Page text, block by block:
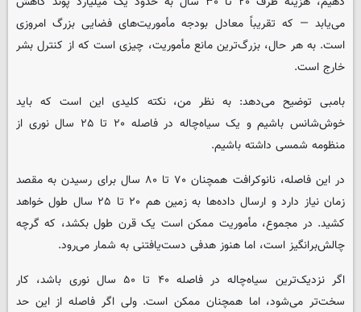
می‌یابد — که تقریباً معادل بودجه مأموریت‌های فضایی بزرگ امروزی
است. به هر حال، بزرگ‌ترین مانع مأموریت، چیزی است که از کنترل بشر
خارج است.
بامبی توضیح می‌دهد: به نظر من، نکته کلیدی این است که باید
خوش‌شانس باشیم و یک سیاه‌چاله در فاصله ۲۰ تا ۲۵ سال نوری از
منظومه شمسی داشته باشیم.
در این فاصله، نانوکرافت همچنان ۷۰ تا ۸۰ سال برای رسیدن به مقصد
زمان نیاز دارد و ارسال داده‌ها به زمین هم ۲۰ تا ۲۵ سال طول خواهد
کشید. در مجموع، مأموریت ممکن است یک قرن طول بکشد، که گرچه
چالش‌برانگیز است، اما هنوز هدفی دست‌یافتنی به شمار می‌رود.
اگر نزدیک‌ترین سیاه‌چاله در فاصله ۴۰ تا ۵۰ سال نوری باشد، کار
سخت‌تر می‌شود، اما همچنان ممکن است. ولی اگر فاصله از این حد